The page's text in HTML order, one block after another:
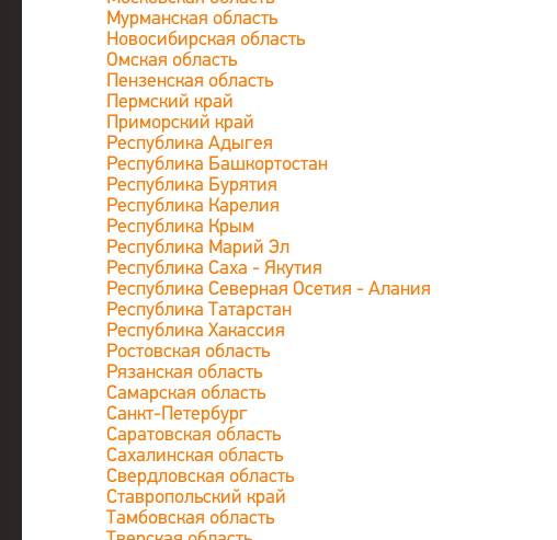
Мурманская область
Новосибирская область
Омская область
Пензенская область
Пермский край
Приморский край
Республика Адыгея
Республика Башкортостан
Республика Бурятия
Республика Карелия
Республика Крым
Республика Марий Эл
Республика Саха - Якутия
Республика Северная Осетия - Алания
Республика Татарстан
Республика Хакассия
Ростовская область
Рязанская область
Самарская область
Санкт-Петербург
Саратовская область
Сахалинская область
Свердловская область
Ставропольский край
Тамбовская область